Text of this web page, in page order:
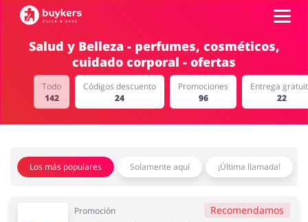
Categorías
Top100
Salud y Belleza - perfumes, cosméticos,
cuidado corporal - ofertas
Todo
142
Códigos descuento
24
Promociones
96
Entrega
22
Los más populares Solamente aquí ¡Última llamada!
Promoción Recomendamos